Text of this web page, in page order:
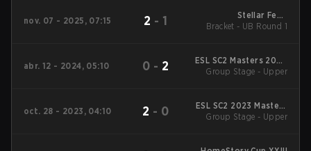
nov. 07 - 2025, 07:15 2 - 1
Stellar Fest:
Constellation Cup
Bracket - UB Round 1
abr. 12 - 2024, 05:10 0 - 2
ESL SC2 Masters 2024
Spring: Europe
Group Stage - Upper
oct. 28 - 2023, 04:10 2 - 0
ESL SC2 2023 Masters
Winter Regionals
Group Stage - Upper